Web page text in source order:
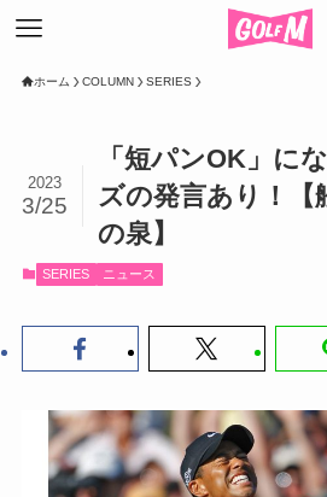
ホーム COLUMN SERIES
「短パンOK」に
ズの発言あり！【
の泉】
2023
3/25
SERIES ニュース